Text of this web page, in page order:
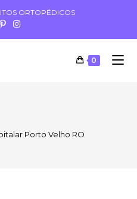
ORTOPÉDICOS
0
Porto Velho RO